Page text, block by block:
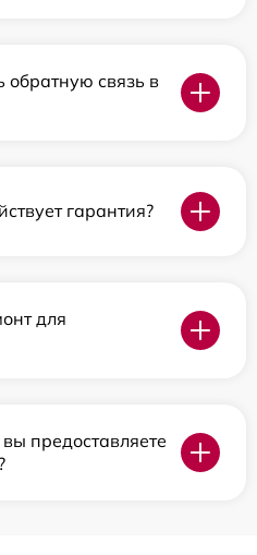
обратную связь в
гарантия?
для
предоставляете